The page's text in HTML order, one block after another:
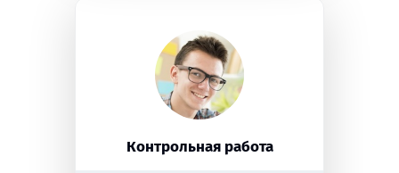
Контрольная работа